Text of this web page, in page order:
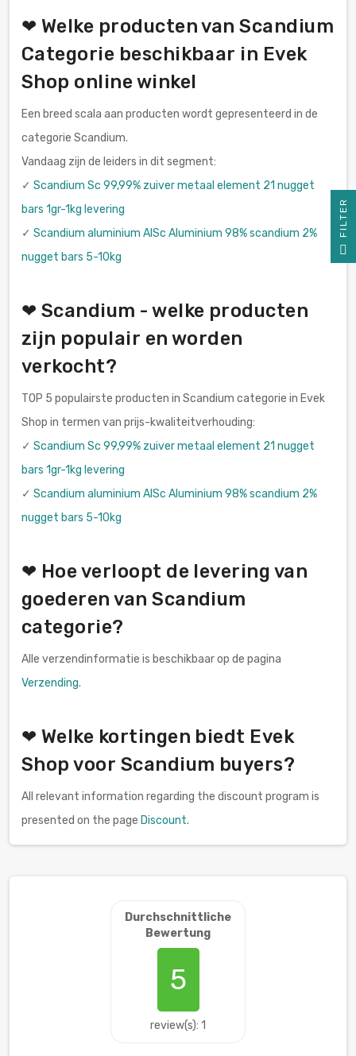
❤ Welke producten van Scandium
Categorie beschikbaar in Evek
Shop online winkel
Een breed scala aan producten wordt gepresenteerd in de
categorie Scandium.
Vandaag zijn de leiders in dit segment:
✓ Scandium Sc 99,99% zuiver metaal element 21 nugget
bars 1gr-1kg levering
✓ Scandium aluminium AlSc Aluminium 98% scandium 2%
nugget bars 5-10kg
❤ Scandium - welke producten
zijn populair en worden
verkocht?
TOP 5 populairste producten in Scandium categorie in Evek
Shop in termen van prijs-kwaliteitverhouding:
✓ Scandium Sc 99,99% zuiver metaal element 21 nugget
bars 1gr-1kg levering
✓ Scandium aluminium AlSc Aluminium 98% scandium 2%
nugget bars 5-10kg
❤ Hoe verloopt de levering van
goederen van Scandium
categorie?
Alle verzendinformatie is beschikbaar op de pagina
Verzending.
❤ Welke kortingen biedt Evek
Shop voor Scandium buyers?
All relevant information regarding the discount program is
presented on the page Discount.
Durchschnittliche
Bewertung
5
review(s): 1
R